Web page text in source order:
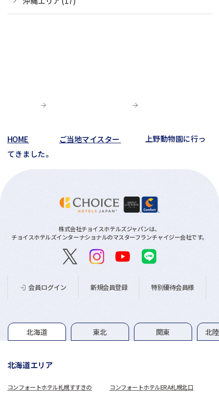
HOME ご当地マイスター
上野動物園に行っ
てきました。
株式会社チョイスホテルズジャパンは、
チョイスホテルズインターナショナルのマスターフランチャイジー会社です。
会員ログイン 新規会員登録 特別優待会員様
グループホテル一覧
北海道 東北 関東 北
北海道エリア
コンフォートホテル札幌すすきの コンフォートホテルERA札幌北口